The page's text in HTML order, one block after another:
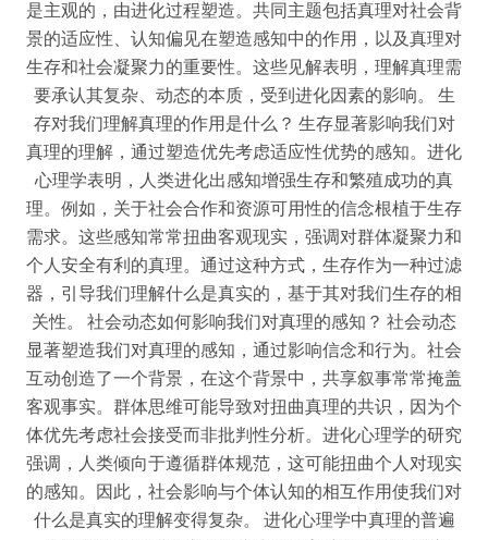
是主观的，由进化过程塑造。共同主题包括真理对社会背
景的适应性、认知偏见在塑造感知中的作用，以及真理对
生存和社会凝聚力的重要性。这些见解表明，理解真理需
要承认其复杂、动态的本质，受到进化因素的影响。 生
存对我们理解真理的作用是什么？ 生存显著影响我们对
真理的理解，通过塑造优先考虑适应性优势的感知。进化
心理学表明，人类进化出感知增强生存和繁殖成功的真
理。例如，关于社会合作和资源可用性的信念根植于生存
需求。这些感知常常扭曲客观现实，强调对群体凝聚力和
个人安全有利的真理。通过这种方式，生存作为一种过滤
器，引导我们理解什么是真实的，基于其对我们生存的相
关性。 社会动态如何影响我们对真理的感知？ 社会动态
显著塑造我们对真理的感知，通过影响信念和行为。社会
互动创造了一个背景，在这个背景中，共享叙事常常掩盖
客观事实。群体思维可能导致对扭曲真理的共识，因为个
体优先考虑社会接受而非批判性分析。进化心理学的研究
强调，人类倾向于遵循群体规范，这可能扭曲个人对现实
的感知。因此，社会影响与个体认知的相互作用使我们对
什么是真实的理解变得复杂。 进化心理学中真理的普遍